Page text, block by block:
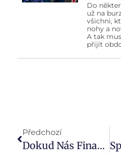
Do
už na
všichni,
nohy a
A tak
přijít
Předchozí
Dokud Nás Finance Nerozdělí: 7 Tipů, Jak Nenechat Peníze Pošlapat Váš Vztah